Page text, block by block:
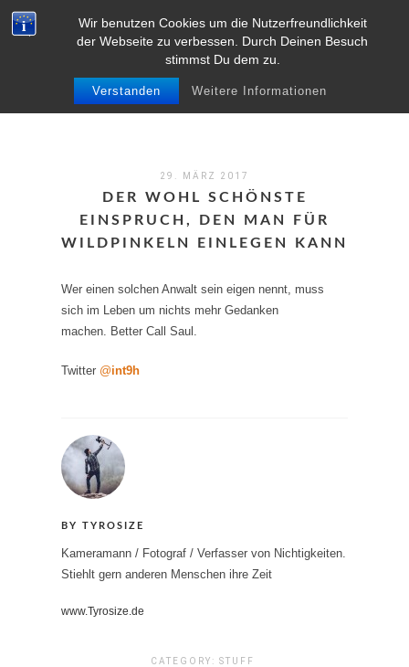
Wir benutzen Cookies um die Nutzerfreundlichkeit
der Webseite zu verbessen. Durch Deinen Besuch
stimmst Du dem zu.
Verstanden Weitere Informationen
MENU
29. MÄRZ 2017
DER WOHL SCHÖNSTE
EINSPRUCH, DEN MAN FÜR
WILDPINKELN EINLEGEN KANN
Wer einen solchen Anwalt sein eigen nennt, muss
sich im Leben um nichts mehr Gedanken
machen. Better Call Saul.
Twitter @int9h
BY TYROSIZE
Kameramann / Fotograf / Verfasser von Nichtigkeiten.
Stiehlt gern anderen Menschen ihre Zeit
www.Tyrosize.de
CATEGORY: STUFF